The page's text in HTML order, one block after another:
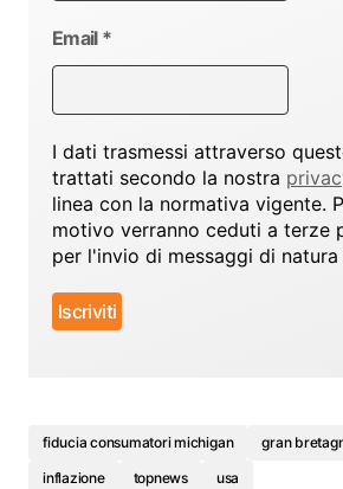
Email *
I dati trasmessi attraverso
trattati secondo la nostra
linea con la normativa vigente.
motivo verranno ceduti a terze
per l'invio di messaggi di
fiducia consumatori michigan gran
inflazione
topnews usa